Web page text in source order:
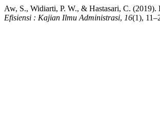
Aw, S., Widiarti, P. W., & Hastasari, C.
Efisiensi : Kajian Ilmu Administrasi, 16(1),